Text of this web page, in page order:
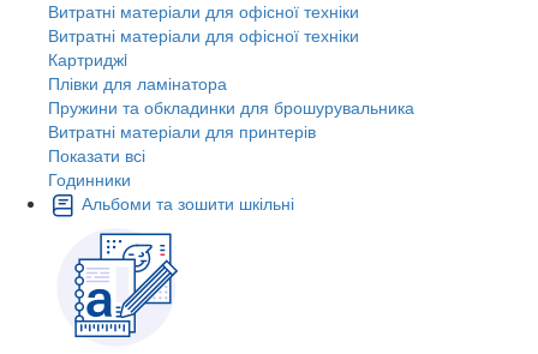
Витратні матеріали для офісної техніки
Витратні матеріали для офісної техніки
Картриджi
Плівки для ламінатора
Пружини та обкладинки для брошурувальника
Витратні матеріали для принтерів
Показати всі
Годинники
Альбоми та зошити шкільні